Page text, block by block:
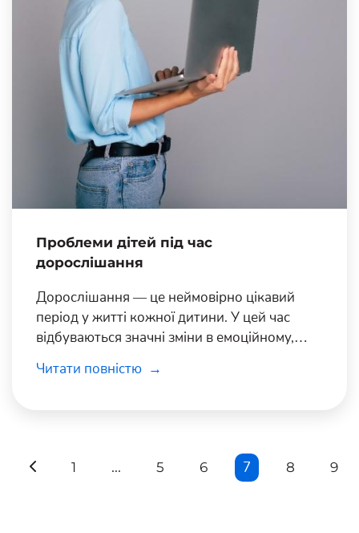
Проблеми дітей під час
дорослішання
Дорослішання — це неймовірно цікавий
період у житті кожної дитини. У цей час
відбуваються значні зміни в емоційному,
Читати повністю
1 ... 5 6 7 8 9